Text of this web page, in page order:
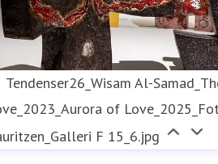
Tendenser26_Wisam Al-
of
F 15_6.jpg